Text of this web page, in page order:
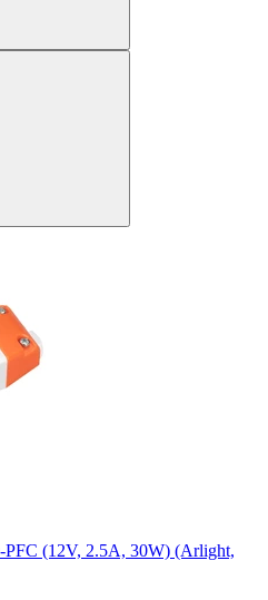
(12V, 2.5A, 30W) (Arlight,